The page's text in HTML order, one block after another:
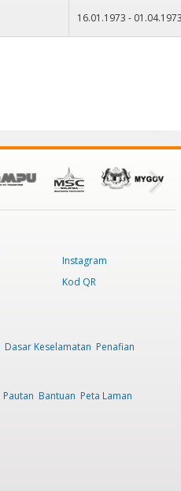
16.01.1973 -
Instagram
Kod QR
Dasar Keselamatan Penafian
Pautan Bantuan Peta Laman